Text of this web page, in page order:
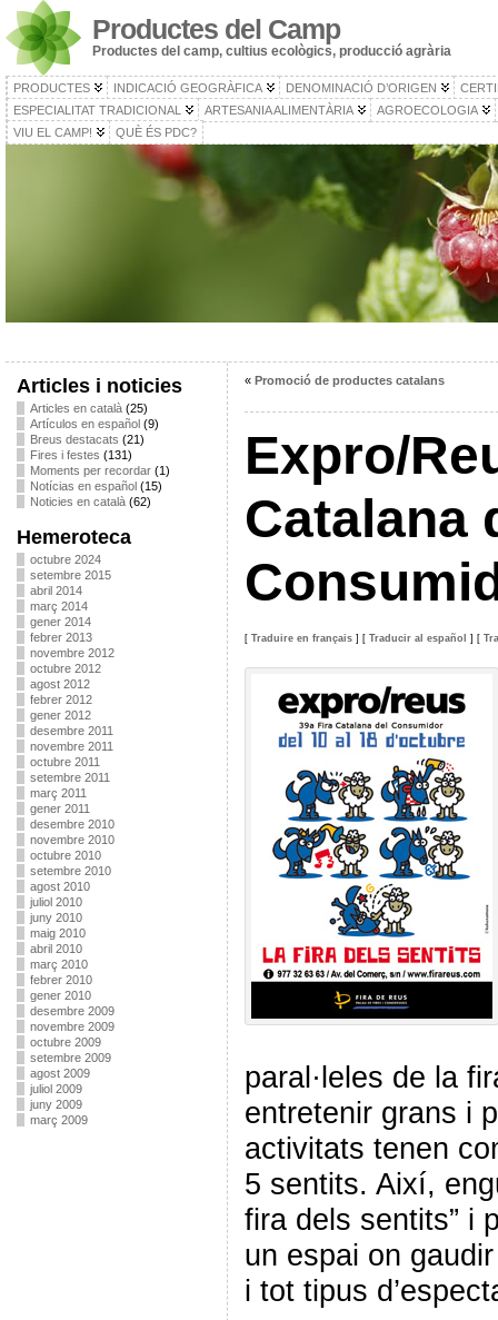
Productes del Camp
Productes del camp, cultius ecològics, producció agrària
PRODUCTES INDICACIÓ GEOGRÀFICA DENOMINACIÓ D’ORIGEN
ESPECIALITAT TRADICIONAL
ARTESANIA ALIMENTÀRIA
AGROECOLOGIA
VIU EL CAMP!
QUÈ ÉS PDC?
Articles i noticies
Articles en català(25)
Artículos en español(9)
Breus destacats (21)
Fires i festes (131)
Moments per recordar(1)
Notícias en español(15)
Noticies en català(62)
Hemeroteca
octubre 2024
setembre 2015
abril 2014
març 2014
gener 2014
febrer 2013
novembre 2012
octubre 2012
agost 2012
febrer 2012
gener 2012
desembre 2011
novembre 2011
octubre 2011
setembre 2011
març 2011
gener 2011
desembre 2010
novembre 2010
octubre 2010
setembre 2010
agost 2010
juliol 2010
juny 2010
maig 2010
abril 2010
març 2010
febrer 2010
gener 2010
desembre 2009
novembre 2009
octubre 2009
setembre 2009
agost 2009
juliol 2009
juny 2009
març 2009
« Promoció de productes catalans
Expro/
Catalana
[ Traduire en français] [ Traducir al español ] [
paral·leles de la
entretenir grans i
activitats tenen
5 sentits. Així,
fira dels sentits” i
un espai on
i tot tipus